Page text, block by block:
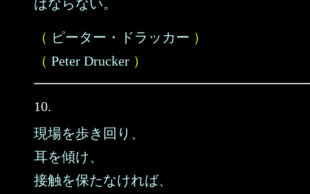
ばならない。
（ ピーター・ドラッカー ）
（ Peter Drucker ）
10.
現場を歩き回り、
耳を傾け、
接触を保たなければ、